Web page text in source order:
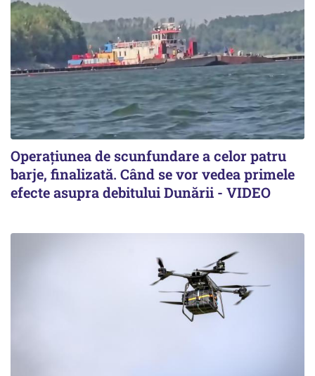
Operațiunea de scunfundare a celor patru
barje, finalizată. Când se vor vedea primele
efecte asupra debitului Dunării - VIDEO